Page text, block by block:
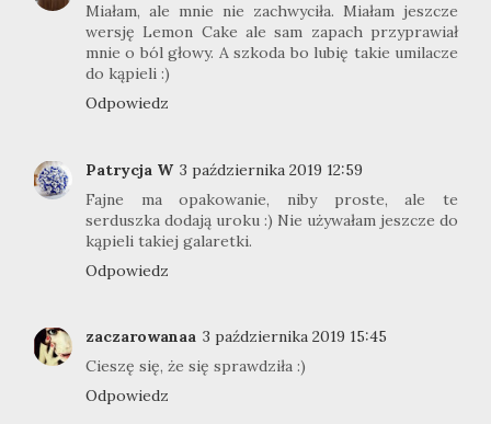
Miałam, ale mnie nie zachwyciła. Miałam jeszcze
wersję Lemon Cake ale sam zapach przyprawiał
mnie o ból głowy. A szkoda bo lubię takie umilacze
do kąpieli :)
Odpowiedz
Patrycja W 3 października 2019 12:59
Fajne ma opakowanie, niby proste, ale te
serduszka dodają uroku :) Nie używałam jeszcze do
kąpieli takiej galaretki.
Odpowiedz
zaczarowanaa 3 października 2019 15:45
Cieszę się, że się sprawdziła :)
Odpowiedz